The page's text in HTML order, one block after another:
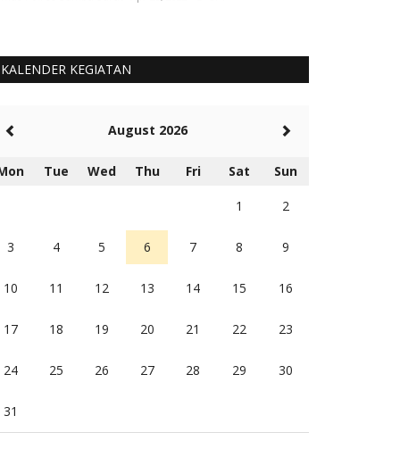
KALENDER KEGIATAN
August 2026
Tue Wed Thu Fri Sat Sun
1 2
3 4 5 6 7 8 9
10 11 12 13 14 15 16
17 18 19 20 21 22 23
24 25 26 27 28 29 30
31